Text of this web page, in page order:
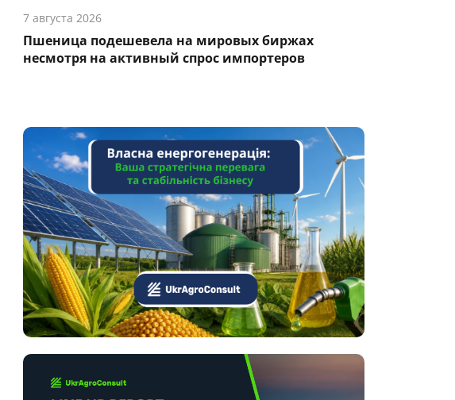
7 августа 2026
Пшеница подешевела на мировых биржах
несмотря на активный спрос импортеров